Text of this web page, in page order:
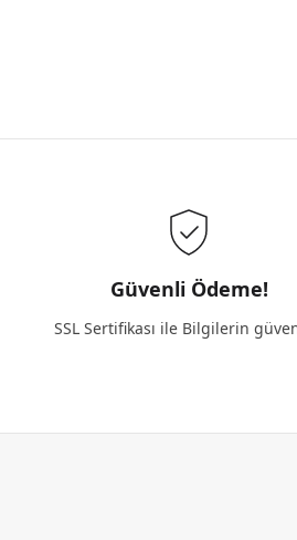
Güvenli Ödeme!
SSL Sertifikası ile Bilgilerin